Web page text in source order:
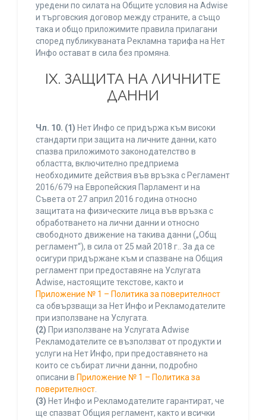
уредени по силата на Общите условия на Adwise
и търговския договор между страните, а също
така и общо приложимите правила прилагани
според публикуваната Рекламна тарифа на Нет
Инфо остават в сила без промяна.
IХ. ЗАЩИТА НА ЛИЧНИТЕ
ДАННИ
Чл. 10. (1) Нет Инфо се придържа към високи
стандарти при защита на личните данни, като
спазва приложимото законодателство в
областта, включително предприема
необходимите действия във връзка с Регламент
2016/679 на Европейския Парламент и на
Съвета от 27 април 2016 година относно
защитата на физическите лица във връзка с
обработването на лични данни и относно
свободното движение на такива данни („Общ
регламент“), в сила от 25 май 2018 г.. За да се
осигури придържане към и спазване на Общия
регламент при предоставяне на Услугата
Adwise, настоящите текстове, както и
Приложение № 1 – Политика за поверителност
са обвързващи за Нет Инфо и Рекламодателите
при използване на Услугата.
(2) При използване на Услугата Adwise
Рекламодателите се възползват от продукти и
услуги на Нет Инфо, при предоставянето на
които се събират лични данни, подробно
описани в Приложение № 1 – Политика за
поверителност.
(3) Нет Инфо и Рекламодателите гарантират, че
ще спазват Общия регламент, както и всички